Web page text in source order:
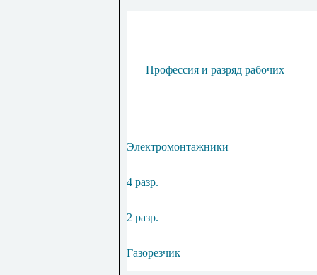
Профессия и разряд рабочих
Электромонтажники
4 разр.
2 разр.
Газорезчик